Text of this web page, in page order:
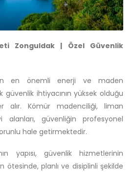
Zonguldak | Özel Güvenlik
en önemli enerji ve maden
güvenlik ihtiyacının yüksek olduğu
alır. Kömür madenciliği, liman
güvenliğin profesyonel
hale getirmektedir.
yapısı, güvenlik hizmetlerinin
ötesinde, planlı ve disiplinli şekilde